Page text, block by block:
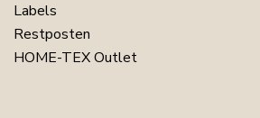
Labels
Restposten
HOME-TEX Outlet